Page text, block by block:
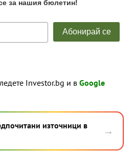
Investor.bg и в Google
източници в
→